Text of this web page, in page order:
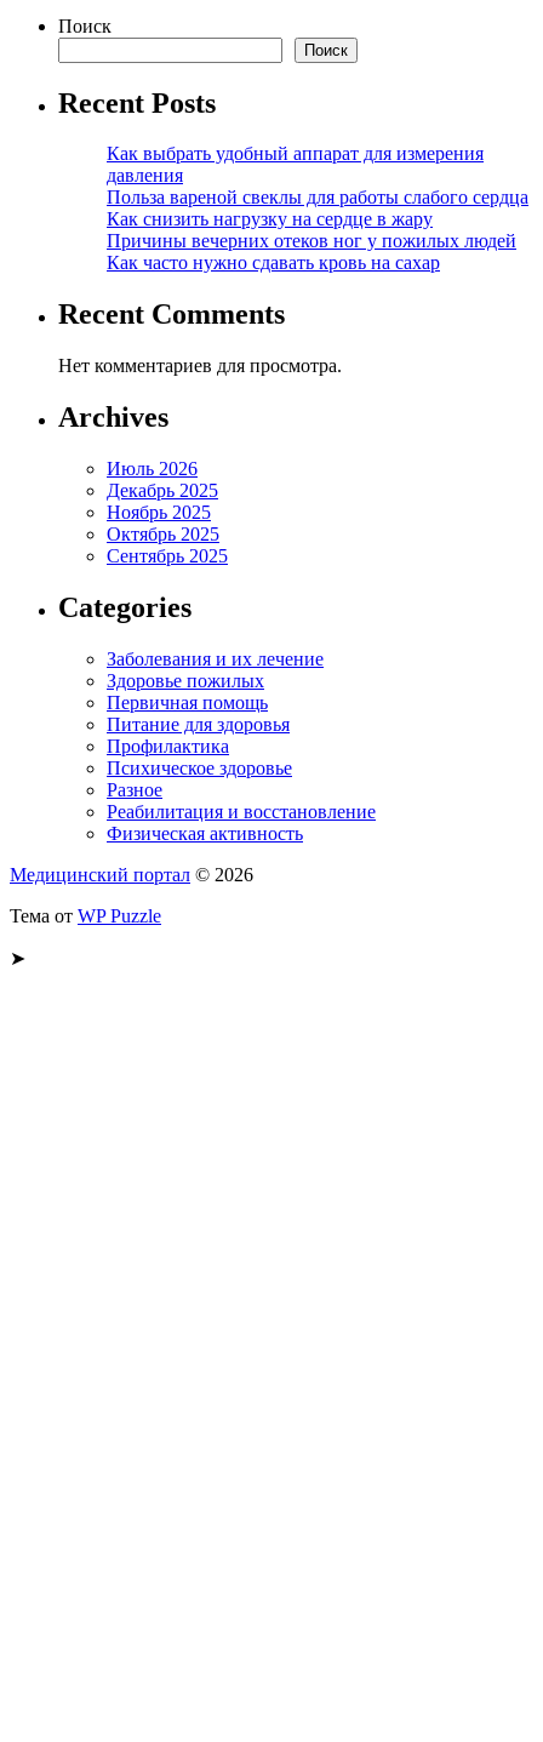
Поиск
Поиск
Recent Posts
Как выбрать удобный аппарат для измерения
давления
Польза вареной свеклы для работы слабого сердца
Как снизить нагрузку на сердце в жару
Причины вечерних отеков ног у пожилых людей
Как часто нужно сдавать кровь на сахар
Recent Comments
Нет комментариев для просмотра.
Archives
Июль 2026
Декабрь 2025
Ноябрь 2025
Октябрь 2025
Сентябрь 2025
Categories
Заболевания и их лечение
Здоровье пожилых
Первичная помощь
Питание для здоровья
Профилактика
Психическое здоровье
Разное
Реабилитация и восстановление
Физическая активность
Медицинский портал © 2026
Тема от WP Puzzle
➤